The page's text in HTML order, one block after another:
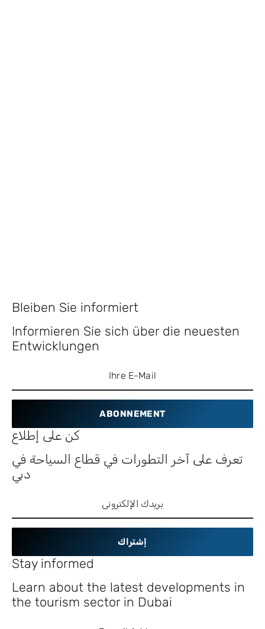
Bleiben Sie informiert
Informieren Sie sich über die neuesten
Entwicklungen
ABONNEMENT
كن على إطلاع
تعرف على آخر التطورات في قطاع السياحة في
دبي
إشتراك
Stay informed
Learn about the latest developments in
the tourism sector in Dubai